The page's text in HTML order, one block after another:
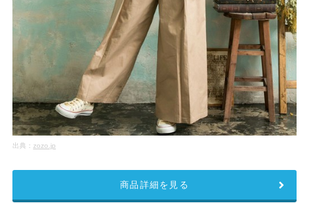
出典： zozo.jp
商品詳細を見る